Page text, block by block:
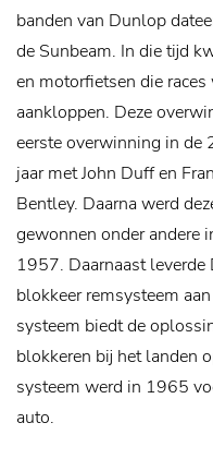
banden van Dunlop
de Sunbeam. In die tijd
en motorfietsen die
aankloppen. Deze
eerste overwinning in de
jaar met John Duff en
Bentley. Daarna werd
gewonnen onder
1957. Daarnaast
blokkeer remsysteem
systeem biedt de
blokkeren bij het landen
systeem werd in 1965
auto.